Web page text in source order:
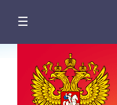
☰
О компании